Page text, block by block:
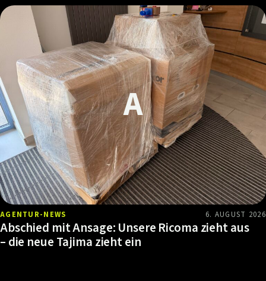
AGENTUR-NEWS 6. AUGUST 2026
Abschied mit Ansage: Unsere Ricoma zieht aus
– die neue Tajima zieht ein